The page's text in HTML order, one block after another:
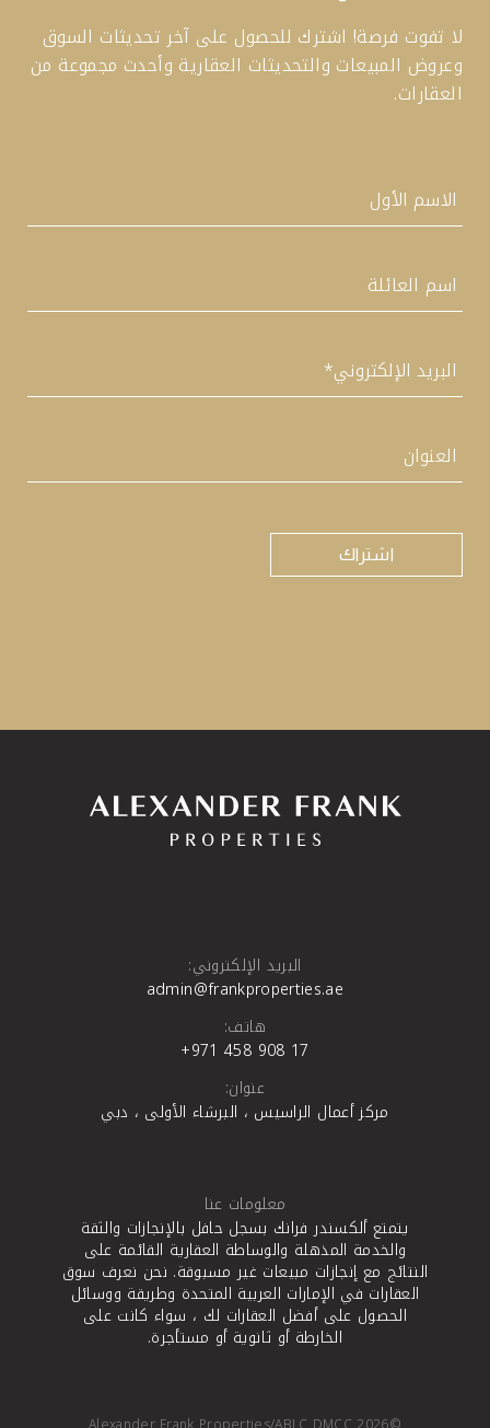
لا تفوت فرصة! اشترك للحصول على آخر تحديثات السوق
وعروض المبيعات والتحديثات العقارية وأحدث مجموعة من
العقارات.
اسم
البريد
الإلكتروني *
العنوان
اختبار
CAPTCHA
البريد الإلكتروني:
admin@frankproperties.ae
هاتف:
+971 458 908 17
عنوان:
مركز أعمال الراسيس ، البرشاء الأولى ، دبي
معلومات عنا
يتمتع ألكسندر فرانك بسجل حافل بالإنجازات والثقة
والخدمة المذهلة والوساطة العقارية القائمة على
النتائج مع إنجازات مبيعات غير مسبوقة. نحن نعرف سوق
العقارات في الإمارات العربية المتحدة وطريقة ووسائل
الحصول على أفضل العقارات لك ، سواء كانت على
الخارطة أو ثانوية أو مستأجرة.